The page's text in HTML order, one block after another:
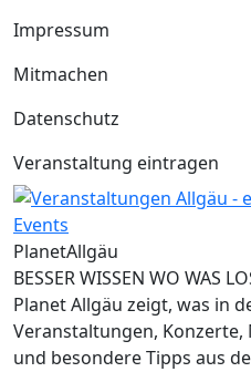
Impressum
Mitmachen
Datenschutz
Veranstaltung eintragen
PlanetAllgäu
BESSER WISSEN WO WAS
Planet Allgäu zeigt, was in
Veranstaltungen, Konzerte,
und besondere Tipps aus